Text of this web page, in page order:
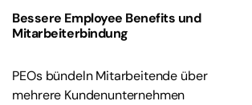
Bessere Employee Benefits und
Mitarbeiterbindung
PEOs bündeln Mitarbeitende über
mehrere Kundenunternehmen